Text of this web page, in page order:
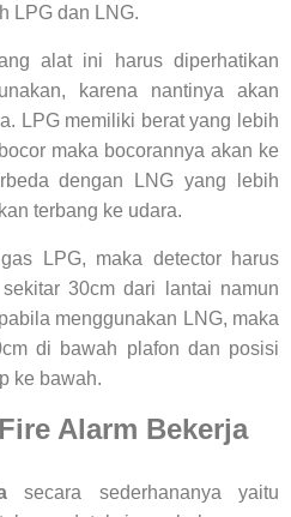
LPG dan LNG.
alat ini harus diperhatikan
karena nantinya akan
LPG memiliki berat yang lebih
maka bocorannya akan ke
dengan LNG yang lebih
terbang ke udara.
LPG, maka detector harus
30cm dari lantai namun
menggunakan LNG, maka
di bawah plafon dan posisi
ke bawah.
Alarm Bekerja
secara sederhananya yaitu